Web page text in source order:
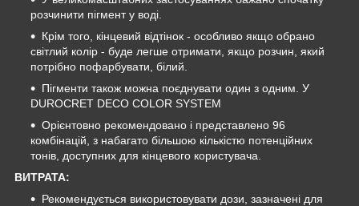
розчинити пігмент у воді.
Крім того, кінцевий відтінок - особливо якщо обрано
світлий колір - буде легше отримати, якщо розчин, який
потрібно пофарбувати, білий.
Пігменти також можна поєднувати один з одним. У
DUROCRET DECO COLOR SYSTEM
Орієнтовно рекомендовано і представлено 96
комбінацій, з набагато більшою кількістю потенційних
тонів, доступних для кінцевого користувача.
ВИТРАТА:
Рекомендується використовувати дози, зазначені для